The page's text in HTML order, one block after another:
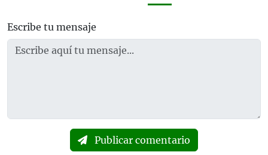
Escribe tu mensaje
Publicar comentario